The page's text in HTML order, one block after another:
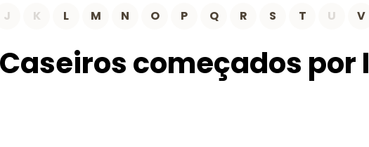
J K L M N O P Q R S T U V
começados por I